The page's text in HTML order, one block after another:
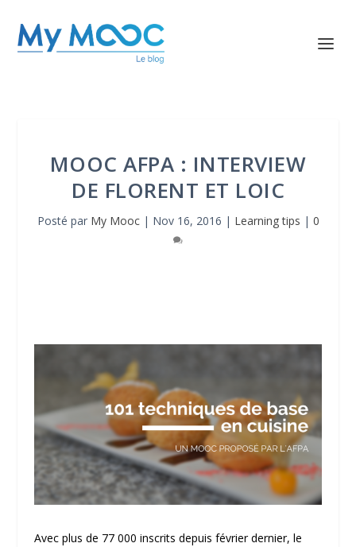
MOOC AFPA : INTERVIEW
DE FLORENT ET LOIC
Posté par My Mooc| Nov 16, 2016 | Learning tips | 0
Avec plus de 77 000 inscrits depuis février dernier, le